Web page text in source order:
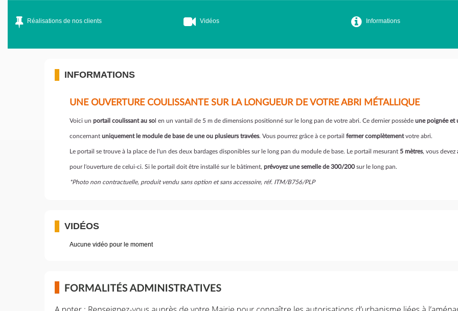
Réalisations de nos clients Vidéos Informations
INFORMATIONS
UNE OUVERTURE COULISSANTE SUR LA LONGUEUR DE VOTRE ABRI MÉTALLIQUE
Voici un portail coulissant au sol en un vantail de 5 m de dimensions positionné sur le long pan de votre abri. Ce dernier possède une poignée et
concernant uniquement le module de base de une ou plusieurs travées. Vous pourrez grâce à ce portail fermer complètementvotre abri.
Le portail se trouve à la place de l'un des deux bardages disponibles sur le long pan du module de base. Le portail mesurant 5 mètres, vous devez
pour l'ouverture de celui-ci. Si le portail doit être installé sur le bâtiment, prévoyez une semelle de 300/200 sur le long pan.
*Photo non contractuelle, produit vendu sans option et sans accessoire, réf. ITM/B756/PLP
VIDÉOS
Aucune vidéo pour le moment